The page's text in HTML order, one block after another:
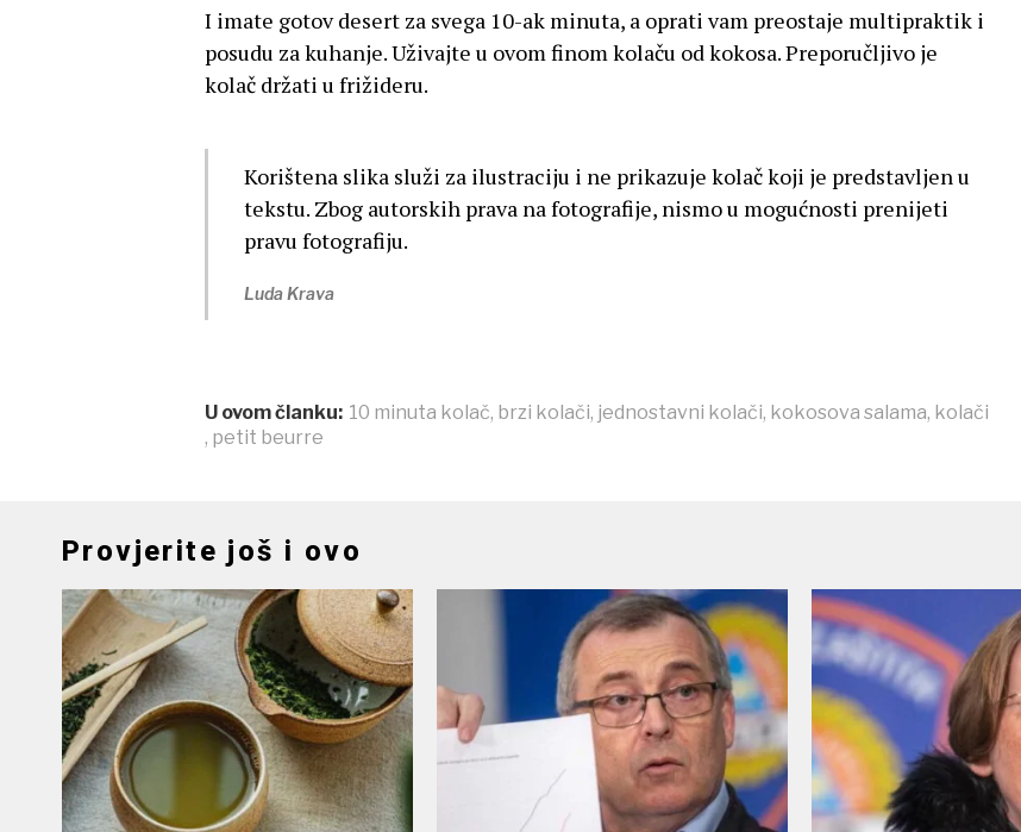
I imate gotov desert za svega 10-ak minuta, a oprati vam preostaje multipraktik i
posudu za kuhanje. Uživajte u ovom finom kolaču od kokosa. Preporučljivo je
kolač držati u frižideru.
Korištena slika služi za ilustraciju i ne prikazuje kolač koji je predstavljen u
tekstu. Zbog autorskih prava na fotografije, nismo u mogućnosti prenijeti
pravu fotografiju.
Luda Krava
U ovom članku: 10 minuta kolač, brzi kolači, jednostavni kolači, kokosova salama, kolači
, petit beurre
Provjerite još i ovo